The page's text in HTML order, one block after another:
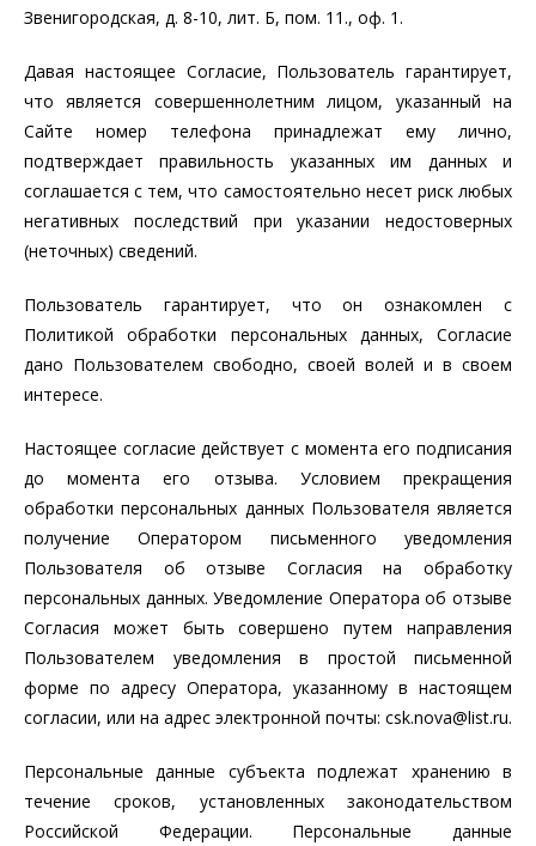
Звенигородская, д. 8-10, лит. Б, пом. 11., оф. 1.
Давая настоящее Согласие, Пользователь гарантирует,
что является совершеннолетним лицом, указанный на
Сайте номер телефона принадлежат ему лично,
подтверждает правильность указанных им данных и
соглашается с тем, что самостоятельно несет риск любых
негативных последствий при указании недостоверных
(неточных) сведений.
Пользователь гарантирует, что он ознакомлен с
Политикой обработки персональных данных, Согласие
дано Пользователем свободно, своей волей и в своем
интересе.
Настоящее согласие действует с момента его подписания
до момента его отзыва. Условием прекращения
обработки персональных данных Пользователя является
получение Оператором письменного уведомления
Пользователя об отзыве Согласия на обработку
персональных данных. Уведомление Оператора об отзыве
Согласия может быть совершено путем направления
Пользователем уведомления в простой письменной
форме по адресу Оператора, указанному в настоящем
согласии, или на адрес электронной почты: csk.nova@list.ru.
Персональные данные субъекта подлежат хранению в
течение сроков, установленных законодательством
Российской Федерации. Персональные данные